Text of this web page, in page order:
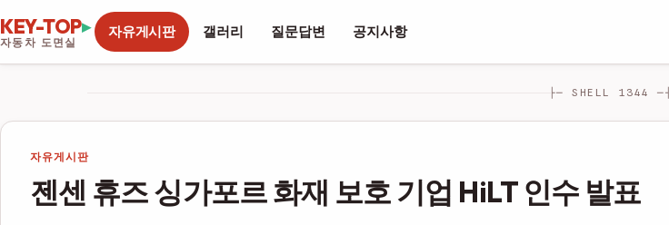
KEY-TOP▸
자동차 도면실
자유게시판 갤러리 질문답변 공지사항
├─ SHELL 1344 ─┤
자유게시판
젠센 휴즈 싱가포르 화재 보호 기업 HiLT 인수 발표